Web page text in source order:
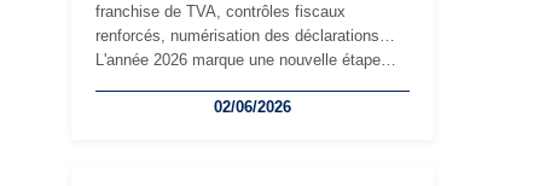
franchise de TVA, contrôles fiscaux
renforcés, numérisation des déclarations…
L'année 2026 marque une nouvelle étape
travailleurs indépendants. Si le régime de la
02/06/2026